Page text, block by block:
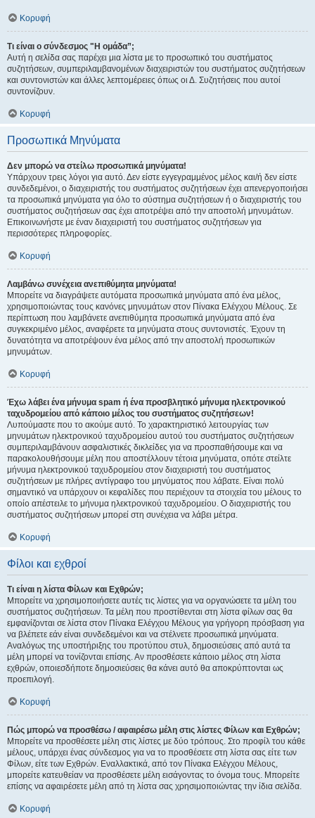
Κορυφή
Τι είναι ο σύνδεσμος "Η ομάδα”;
Αυτή η σελίδα σας παρέχει μια λίστα με το προσωπικό του συστήματος
συζητήσεων, συμπεριλαμβανομένων διαχειριστών του συστήματος συζητήσεων
και συντονιστών και άλλες λεπτομέρειες όπως οι Δ. Συζητήσεις που αυτοί
συντονίζουν.
Κορυφή
Προσωπικά Μηνύματα
Δεν μπορώ να στείλω προσωπικά μηνύματα!
Υπάρχουν τρεις λόγοι για αυτό. Δεν είστε εγγεγραμμένος μέλος και/ή δεν είστε
συνδεδεμένοι, ο διαχειριστής του συστήματος συζητήσεων έχει απενεργοποιήσει
τα προσωπικά μηνύματα για όλο το σύστημα συζητήσεων ή ο διαχειριστής του
συστήματος συζητήσεων σας έχει αποτρέψει από την αποστολή μηνυμάτων.
Επικοινωνήστε με έναν διαχειριστή του συστήματος συζητήσεων για
περισσότερες πληροφορίες.
Κορυφή
Λαμβάνω συνέχεια ανεπιθύμητα μηνύματα!
Μπορείτε να διαγράψετε αυτόματα προσωπικά μηνύματα από ένα μέλος,
χρησιμοποιώντας τους κανόνες μηνυμάτων στον Πίνακα Ελέγχου Μέλους. Σε
περίπτωση που λαμβάνετε ανεπιθύμητα προσωπικά μηνύματα από ένα
συγκεκριμένο μέλος, αναφέρετε τα μηνύματα στους συντονιστές. Έχουν τη
δυνατότητα να αποτρέψουν ένα μέλος από την αποστολή προσωπικών
μηνυμάτων.
Κορυφή
Έχω λάβει ένα μήνυμα spam ή ένα προσβλητικό μήνυμα ηλεκτρονικού
ταχυδρομείου από κάποιο μέλος του συστήματος συζητήσεων!
Λυπούμαστε που το ακούμε αυτό. Το χαρακτηριστικό λειτουργίας των
μηνυμάτων ηλεκτρονικού ταχυδρομείου αυτού του συστήματος συζητήσεων
συμπεριλαμβάνουν ασφαλιστικές δικλείδες για να προσπαθήσουμε και να
παρακολουθήσουμε μέλη που αποστέλλουν τέτοια μηνύματα, οπότε στείλτε
μήνυμα ηλεκτρονικού ταχυδρομείου στον διαχειριστή του συστήματος
συζητήσεων με πλήρες αντίγραφο του μηνύματος που λάβατε. Είναι πολύ
σημαντικό να υπάρχουν οι κεφαλίδες που περιέχουν τα στοιχεία του μέλους το
οποίο απέστειλε το μήνυμα ηλεκτρονικού ταχυδρομείου. Ο διαχειριστής του
συστήματος συζητήσεων μπορεί στη συνέχεια να λάβει μέτρα.
Κορυφή
Φίλοι και εχθροί
Τι είναι η λίστα Φίλων και Εχθρών;
Μπορείτε να χρησιμοποιήσετε αυτές τις λίστες για να οργανώσετε τα μέλη του
συστήματος συζητήσεων. Τα μέλη που προστίθενται στη λίστα φίλων σας θα
εμφανίζονται σε λίστα στον Πίνακα Ελέγχου Μέλους για γρήγορη πρόσβαση για
να βλέπετε εάν είναι συνδεδεμένοι και να στέλνετε προσωπικά μηνύματα.
Αναλόγως της υποστήριξης του προτύπου στυλ, δημοσιεύσεις από αυτά τα
μέλη μπορεί να τονίζονται επίσης. Αν προσθέσετε κάποιο μέλος στη λίστα
εχθρών, οποιεσδήποτε δημοσιεύσεις θα κάνει αυτό θα αποκρύπτονται ως
προεπιλογή.
Κορυφή
Πώς μπορώ να προσθέσω / αφαιρέσω μέλη στις λίστες Φίλων και Εχθρών;
Μπορείτε να προσθέσετε μέλη στις λίστες με δύο τρόπους. Στο προφίλ του κάθε
μέλους, υπάρχει ένας σύνδεσμος για να το προσθέσετε στη λίστα σας είτε των
Φίλων, είτε των Εχθρών. Εναλλακτικά, από τον Πίνακα Ελέγχου Μέλους,
μπορείτε κατευθείαν να προσθέσετε μέλη εισάγοντας το όνομα τους. Μπορείτε
επίσης να αφαιρέσετε μέλη από τη λίστα σας χρησιμοποιώντας την ίδια σελίδα.
Κορυφή